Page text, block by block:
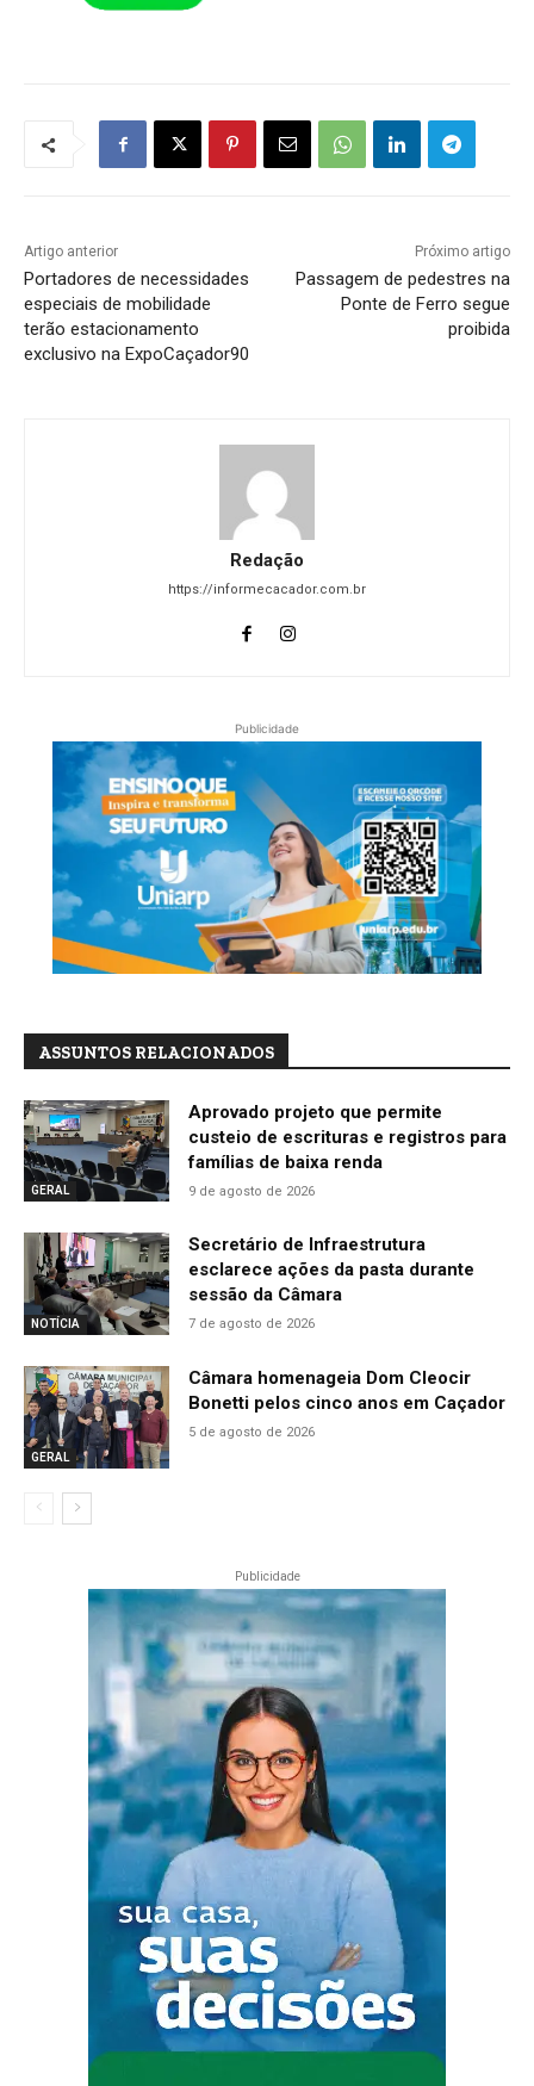
Artigo anterior
Portadores de necessidades
especiais de mobilidade
terão estacionamento
exclusivo na ExpoCaçador90
Próximo artigo
Passagem de pedestres na
Ponte de Ferro segue
proibida
Redação
https://informecacador.com.br
Publicidade
ASSUNTOS RELACIONADOS
GERAL
Aprovado projeto que permite
custeio de escrituras e registros para
famílias de baixa renda
9 de agosto de 2026
NOTÍCIA
Secretário de Infraestrutura
esclarece ações da pasta durante
sessão da Câmara
7 de agosto de 2026
GERAL
Câmara homenageia Dom Cleocir
Bonetti pelos cinco anos em Caçador
5 de agosto de 2026
Publicidade